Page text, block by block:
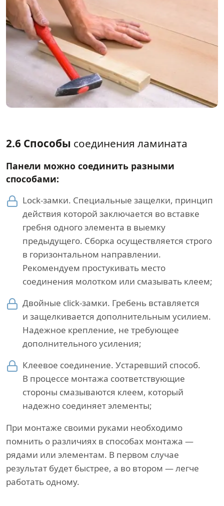
2.6 Способы соединения ламината
Панели можно соединить разными
способами:
Lock-замки. Специальные защелки, принцип
действия которой заключается во вставке
гребня одного элемента в выемку
предыдущего. Сборка осуществляется строго
в горизонтальном направлении.
Рекомендуем простукивать место
соединения молотком или смазывать клеем;
Двойные click-замки. Гребень вставляется
и защелкивается дополнительным усилием.
Надежное крепление, не требующее
дополнительного усиления;
Клеевое соединение. Устаревший способ.
В процессе монтажа соответствующие
стороны смазываются клеем, который
надежно соединяет элементы;
При монтаже своими руками необходимо
помнить о различиях в способах монтажа —
рядами или элементам. В первом случае
результат будет быстрее, а во втором — легче
работать одному.